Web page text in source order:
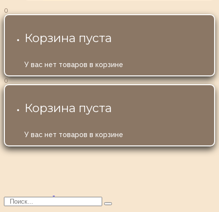
0
Корзина пуста
У вас нет товаров в корзине
0
Корзина пуста
У вас нет товаров в корзине